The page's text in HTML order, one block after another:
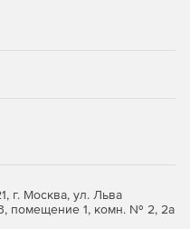
защиту данных на
в физических и
и контролировать
и
г. Москва, ул. Льва
помещение 1, комн. № 2, 2а